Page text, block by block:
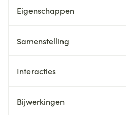
Eigenschappen
Samenstelling
Interacties
Bijwerkingen